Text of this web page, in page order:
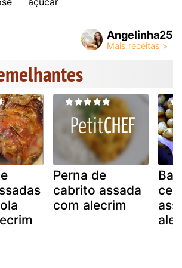
Angelinha25
Perna de
cabrito assada
com alecrim